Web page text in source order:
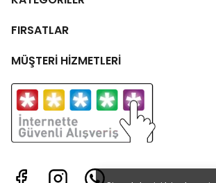
FIRSATLAR
MÜŞTERİ HİZMETLERİ